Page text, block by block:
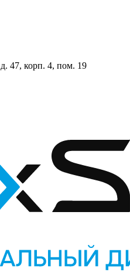
47, корп. 4, пом. 19